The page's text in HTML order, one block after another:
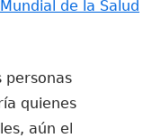
de la Salud
personas
quienes
aún el